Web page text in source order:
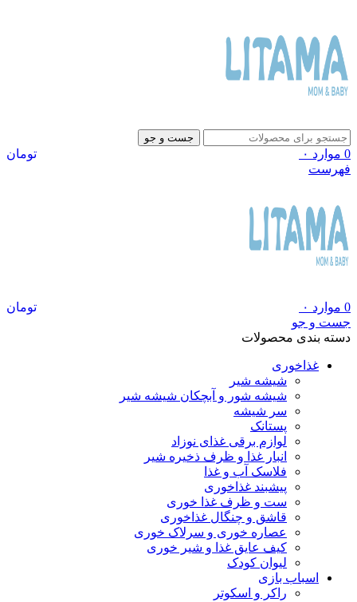
جست و جو
0 موارد ۰
تومان
فهرست
0 موارد ۰
تومان
جست و جو
دسته بندی محصولات
غذاخوری
شیشه شیر
شیشه ‌شور و آبچکان شیشه‌ شیر
سر شیشه
پستانک
لوازم برقی غذای نوزاد
انبار غذا و ظرف ذخیره شیر
فلاسک آب و غذا
پیشبند غذاخوری
ست و ظرف غذا خوری
قاشق و چنگال غذاخوری
عصاره خوری و سرلاک خوری
کیف عایق غذا و شیر خوری
لیوان کودک
اسباب بازی
راکر و اسکوتر